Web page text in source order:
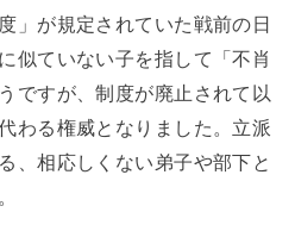
」が規定されていた戦前の日
似ていない子を指して「不肖
ですが、制度が廃止されて以
わる権威となりました。立派
、相応しくない弟子や部下と